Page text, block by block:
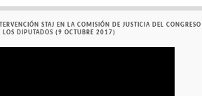
STAJ EN LA COMISIÓN DE JUSTICIA DEL CONGRESO
LOS DIPUTADOS (9 OCTUBRE 2017)